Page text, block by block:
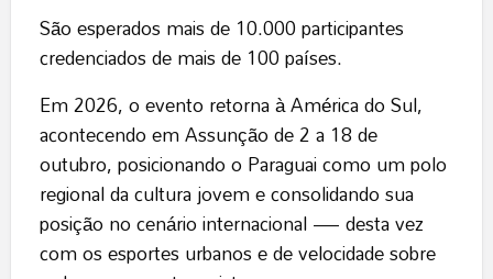
São esperados mais de 10.000 participantes
credenciados de mais de 100 países.
Em 2026, o evento retorna à América do Sul,
acontecendo em Assunção de 2 a 18 de
outubro, posicionando o Paraguai como um polo
regional da cultura jovem e consolidando sua
posição no cenário internacional — desta vez
com os esportes urbanos e de velocidade sobre